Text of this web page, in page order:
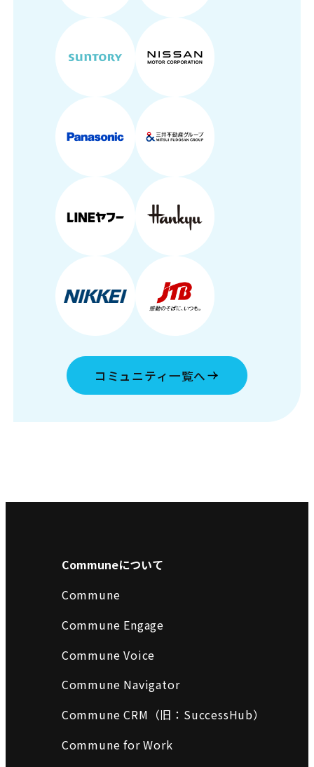
コミュニティ一覧へ
Communeについて
Commune
Commune Engage
Commune Voice
Commune Navigator
Commune CRM（旧：SuccessHub）
Commune for Work